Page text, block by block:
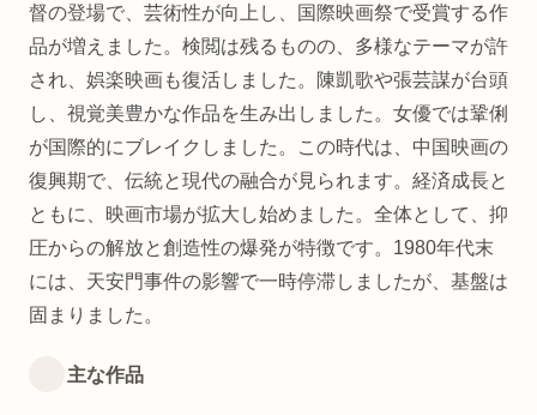
督の登場で、芸術性が向上し、国際映画祭で受賞する作
品が増えました。検閲は残るものの、多様なテーマが許
され、娯楽映画も復活しました。陳凱歌や張芸謀が台頭
し、視覚美豊かな作品を生み出しました。女優では鞏俐
が国際的にブレイクしました。この時代は、中国映画の
復興期で、伝統と現代の融合が見られます。経済成長と
ともに、映画市場が拡大し始めました。全体として、抑
圧からの解放と創造性の爆発が特徴です。1980年代末
には、天安門事件の影響で一時停滞しましたが、基盤は
固まりました。
主な作品